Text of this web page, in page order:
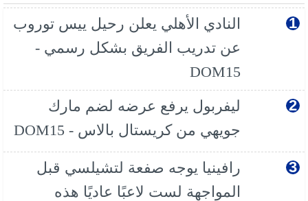
النادي الأهلي يعلن رحيل ييس توروب
عن تدريب الفريق بشكل رسمي -
DOM15
ليفربول يرفع عرضه لضم مارك
جويهي من كريستال بالاس - DOM15
رافينيا يوجه صفعة لتشيلسي قبل
المواجهة لست لاعبًا عاديًا هذه